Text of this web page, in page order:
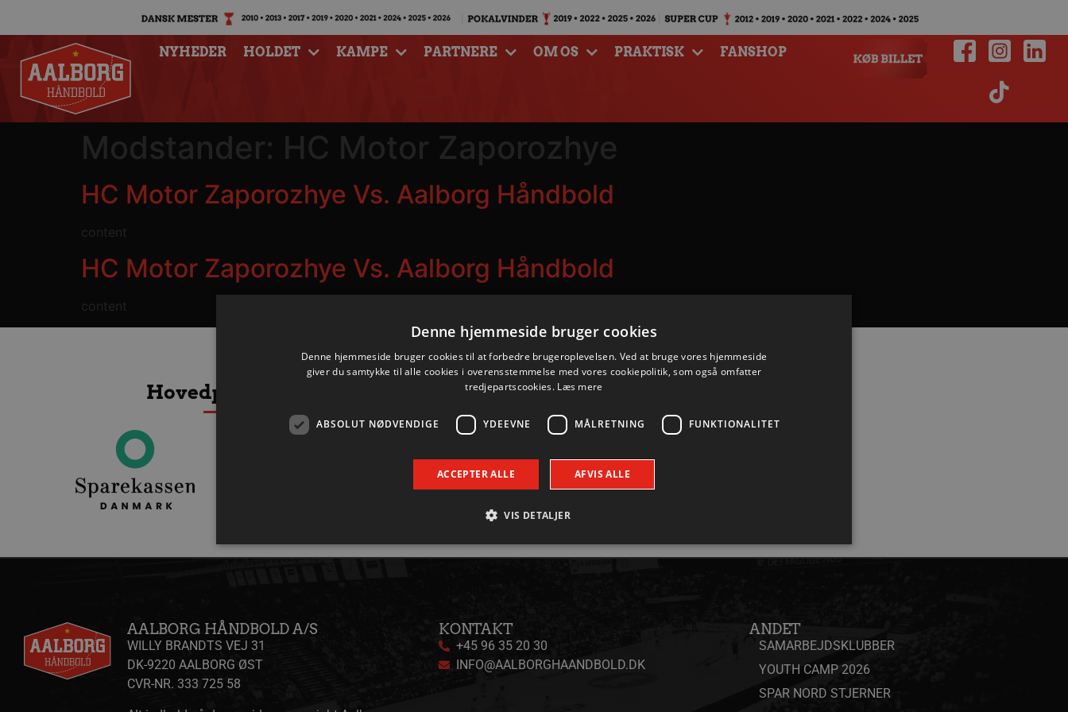
NYHEDER HOLDET KAMPE PARTNERE OM OS PRAKTISK FANSHOP
Modstander: HC Motor Zaporozhye
HC Motor Zaporozhye Vs. Aalborg Håndbold
content
HC Motor Zaporozhye Vs. Aalborg Håndbold
content
Hovedpartnere
AALBORG HÅNDBOLD A/S
WILLY BRANDTS VEJ 31
DK-9220 AALBORG ØST
CVR-NR. 333 725 58
KONTAKT
+45 96 35 20 30
INFO@AALBORGHAANDBOLD.DK
ANDET
SAMARBEJDSKLUBBER
YOUTH CAMP 2026
SPAR NORD STJERNER
Denne hjemmeside bruger cookies
Denne hjemmeside bruger cookies til at forbedre brugeroplevelsen. Ved at bruge vores hjemmeside
giver du samtykke til alle cookies i overensstemmelse med vores cookiepolitik, som også omfatter
tredjepartscookies. Læs mere
ABSOLUT NØDVENDIGE YDEEVNE MÅLRETNING FUNKTIONALITET
ACCEPTER ALLE AFVIS ALLE
VIS DETALJER
Navn Udbyder / Domæne Udløbsdato
Beskrivelse
/dyna-.*/i
.aalborghaandbold.dk Session
Til visning af hjemmesidens funktioner
Gemmer brugerens konfiguration, status eller samtykke i
forbindelse med Leadfamly/Playable-kampagnen (ID: 189350) for